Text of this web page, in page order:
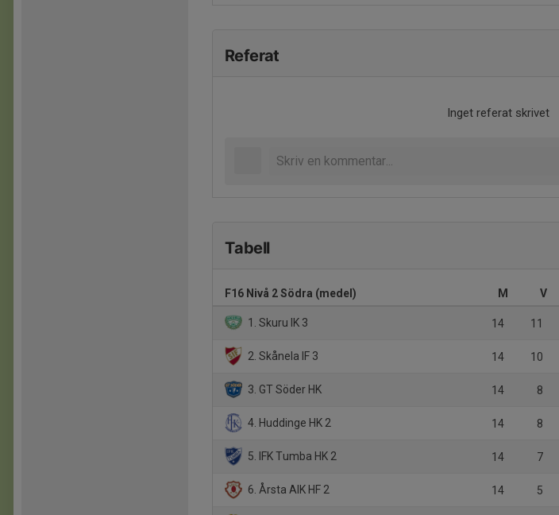
Referat
Inget referat skrivet
Tabell
F16 Nivå 2 Södra (medel) M V
1. Skuru IK 3 14 11
2. Skånela IF 3 14 10
3. GT Söder HK 14 8
4. Huddinge HK 2 14 8
5. IFK Tumba HK 2 14 7
6. Årsta AIK HF 2 14 5